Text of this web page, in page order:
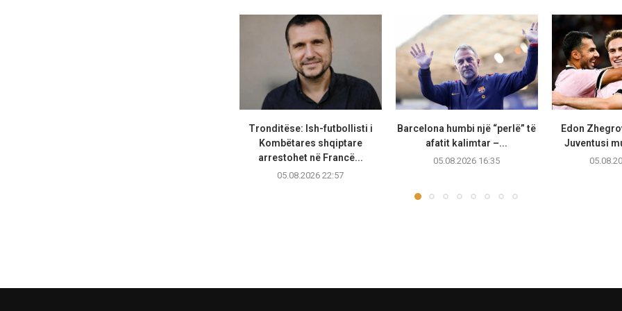
Tronditëse: Ish-futbollisti i
Kombëtares shqiptare
arrestohet në Francë...
05.08.2026 22:57
Barcelona humbi një “perlë” të
afatit kalimtar –...
05.08.2026 16:35
Edon
Juventusi